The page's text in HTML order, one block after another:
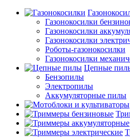
Газонокосилки
Газонокосилки
Газонокосилки
Роботы-газонокосилки
Газонокосилки
Цепные
Бензопилы
Электропилы
Аккумуляторные пилы